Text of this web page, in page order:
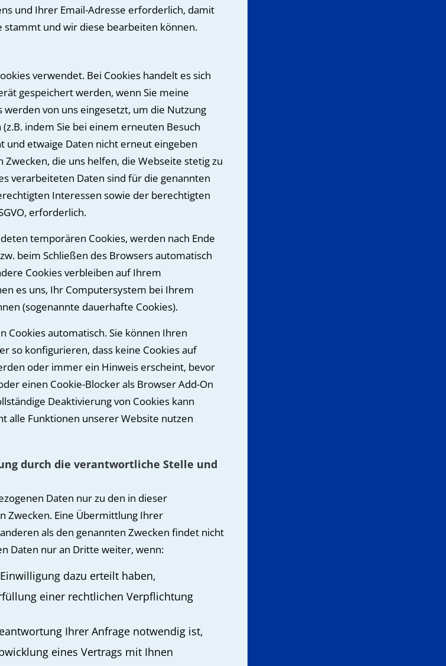
und Ihrer Email-Adresse erforderlich, damit
stammt und wir diese bearbeiten können.
verwendet. Bei Cookies handelt es sich
gespeichert werden, wenn Sie meine
werden von uns eingesetzt, um die Nutzung
indem Sie bei einem erneuten Besuch
etwaige Daten nicht erneut eingeben
Zwecken, die uns helfen, die Webseite stetig zu
verarbeiteten Daten sind für die genannten
Interessen sowie der berechtigten
erforderlich.
temporären Cookies, werden nach Ende
beim Schließen des Browsers automatisch
Cookies verbleiben auf Ihrem
es uns, Ihr Computersystem bei Ihrem
(sogenannte dauerhafte Cookies).
Cookies automatisch. Sie können Ihren
so konfigurieren, dass keine Cookies auf
oder immer ein Hinweis erscheint, bevor
einen Cookie-Blocker als Browser Add-On
Deaktivierung von Cookies kann
alle Funktionen unserer Website nutzen
durch die verantwortliche Stelle und
Daten nur zu den in dieser
Zwecken. Eine Übermittlung Ihrer
als den genannten Zwecken findet nicht
Daten nur an Dritte weiter, wenn:
dazu erteilt haben,
einer rechtlichen Verpflichtung
Ihrer Anfrage notwendig ist,
eines Vertrags mit Ihnen